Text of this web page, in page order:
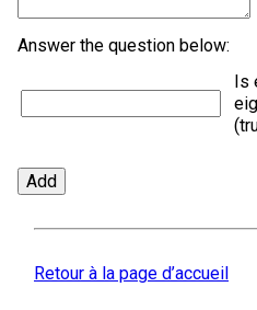
Answer the question below:
Is
Retour à la page d’accueil